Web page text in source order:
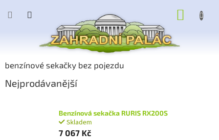
benzínové sekačky bez pojezdu
Nejprodávanější
Benzínová sekačka RURIS RX200S
Skladem
7 067 Kč